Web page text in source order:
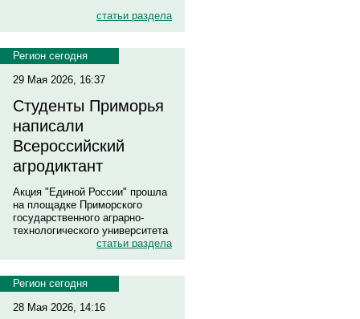
статьи раздела
Регион сегодня
29 Мая 2026, 16:37
Студенты Приморья
написали
Всероссийский
агродиктант
Акция "Единой России" прошла
на площадке Приморского
государственного аграрно-
технологического университета
статьи раздела
Регион сегодня
28 Мая 2026, 14:16